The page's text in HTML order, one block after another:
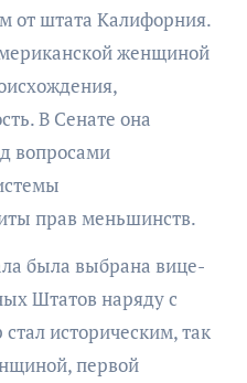
от штата Калифорния.
женщиной
В Сенате она
вопросами
прав меньшинств.
была выбрана вице-
Штатов наряду с
историческим, так
первой